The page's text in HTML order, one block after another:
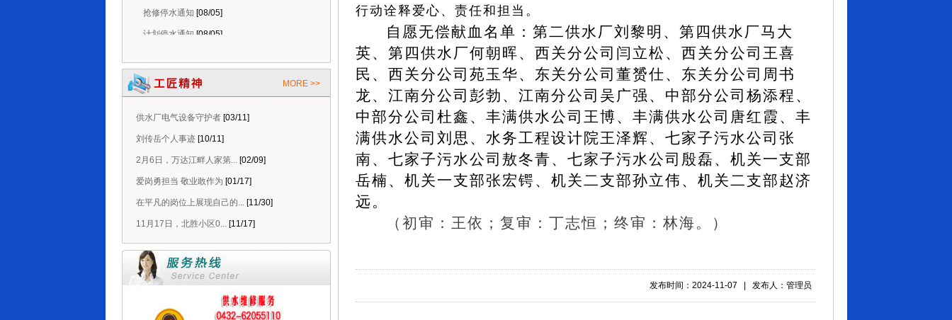
MORE >>
供水厂电气设备守护者 [03/11]
刘传岳个人事迹 [10/11]
2月6日，万达江畔人家第... [02/09]
爱岗勇担当 敬业敢作为 [01/17]
在平凡的岗位上展现自己的... [11/30]
11月17日，北胜小区0... [11/17]
行动诠释爱心、责任和担当。
自愿无偿献血名单：第二供水厂刘黎明、第四供水厂马大
英、第四供水厂何朝晖、西关分公司闫立松、西关分公司王喜
民、西关分公司苑玉华、东关分公司董赟仕、东关分公司周书
龙、江南分公司彭勃、江南分公司吴广强、中部分公司杨添程、
中部分公司杜鑫、丰满供水公司王博、丰满供水公司唐红霞、丰
满供水公司刘思、水务工程设计院王泽辉、七家子污水公司张
南、七家子污水公司敖冬青、七家子污水公司殷磊、机关一支部
岳楠、机关一支部张宏锷、机关二支部孙立伟、机关二支部赵济
远。
（初审：王依；复审：丁志恒；终审：林海。）
发布时间：2024-11-07 | 发布人：管理员